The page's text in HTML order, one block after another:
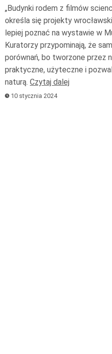
„Budynki rodem z filmów
określa się projekty
lepiej poznać na wystawie w
Kuratorzy przypominają, że
porównań, bo tworzone przez
praktyczne, użyteczne i
naturą. Czytaj dalej
10 stycznia 2024